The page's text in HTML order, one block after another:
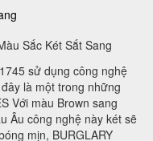
Sắc Két Sắt Sang
sử dụng công nghệ
là một trong những
Với màu Brown sang
Âu công nghệ này két sẽ
mịn, BURGLARY